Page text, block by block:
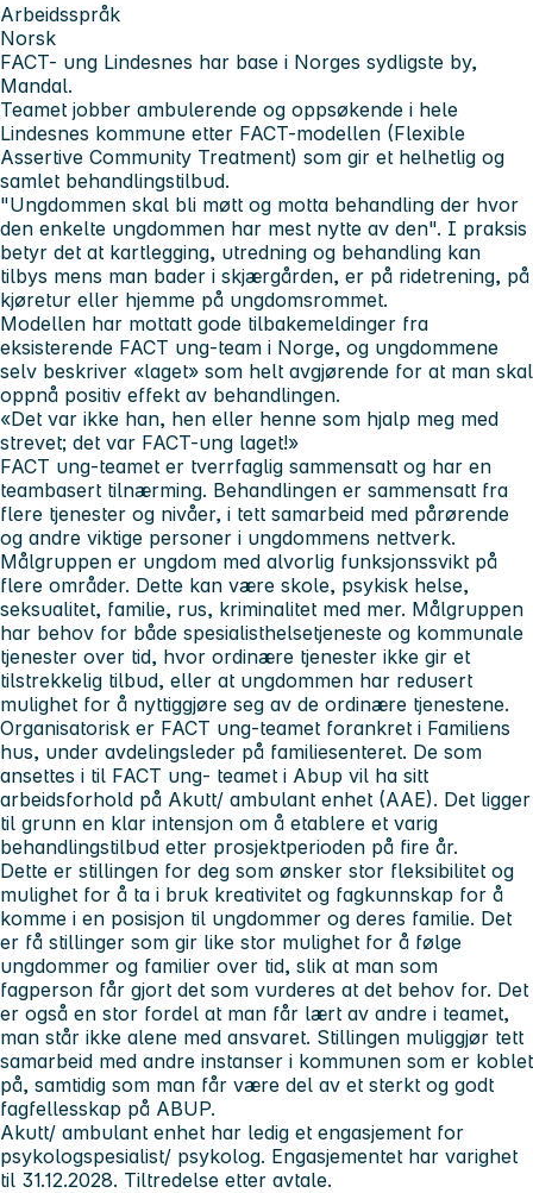
Arbeidsspråk
Norsk
FACT- ung Lindesnes har base i Norges sydligste by,
Mandal.
Teamet jobber ambulerende og oppsøkende i hele
Lindesnes kommune etter FACT-modellen (Flexible
Assertive Community Treatment) som gir et helhetlig og
samlet behandlingstilbud.
"Ungdommen skal bli møtt og motta behandling der hvor
den enkelte ungdommen har mest nytte av den". I praksis
betyr det at kartlegging, utredning og behandling kan
tilbys mens man bader i skjærgården, er på ridetrening, på
kjøretur eller hjemme på ungdomsrommet.
Modellen har mottatt gode tilbakemeldinger fra
eksisterende FACT ung-team i Norge, og ungdommene
selv beskriver «laget» som helt avgjørende for at man skal
oppnå positiv effekt av behandlingen.
«Det var ikke han, hen eller henne som hjalp meg med
strevet; det var FACT-ung laget!»
FACT ung-teamet er tverrfaglig sammensatt og har en
teambasert tilnærming. Behandlingen er sammensatt fra
flere tjenester og nivåer, i tett samarbeid med pårørende
og andre viktige personer i ungdommens nettverk.
Målgruppen er ungdom med alvorlig funksjonssvikt på
flere områder. Dette kan være skole, psykisk helse,
seksualitet, familie, rus, kriminalitet med mer. Målgruppen
har behov for både spesialisthelsetjeneste og kommunale
tjenester over tid, hvor ordinære tjenester ikke gir et
tilstrekkelig tilbud, eller at ungdommen har redusert
mulighet for å nyttiggjøre seg av de ordinære tjenestene.
Organisatorisk er FACT ung-teamet forankret i Familiens
hus, under avdelingsleder på familiesenteret. De som
ansettes i til FACT ung- teamet i Abup vil ha sitt
arbeidsforhold på Akutt/ ambulant enhet (AAE). Det ligger
til grunn en klar intensjon om å etablere et varig
behandlingstilbud etter prosjektperioden på fire år.
Dette er stillingen for deg som ønsker stor fleksibilitet og
mulighet for å ta i bruk kreativitet og fagkunnskap for å
komme i en posisjon til ungdommer og deres familie. Det
er få stillinger som gir like stor mulighet for å følge
ungdommer og familier over tid, slik at man som
fagperson får gjort det som vurderes at det behov for. Det
er også en stor fordel at man får lært av andre i teamet,
man står ikke alene med ansvaret. Stillingen muliggjør tett
samarbeid med andre instanser i kommunen som er koblet
på, samtidig som man får være del av et sterkt og godt
fagfellesskap på ABUP.
Akutt/ ambulant enhet har ledig et engasjement for
psykologspesialist/ psykolog. Engasjementet har varighet
til 31.12.2028. Tiltredelse etter avtale.